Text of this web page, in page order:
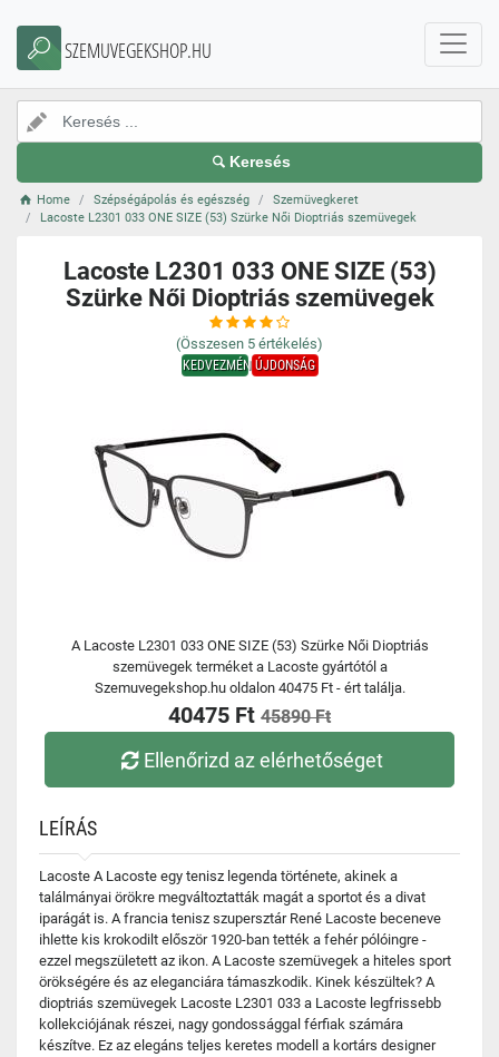
SZEMUVEGEKSHOP.HU
Keresés
Home Szépségápolás és egészség
Szemüvegkeret
Lacoste L2301 033 ONE SIZE (53) Szürke Női Dioptriás szemüvegek
Lacoste L2301 033 ONE SIZE (53)
Szürke Női Dioptriás szemüvegek
(Összesen 5 értékelés)
KEDVEZMÉNYÚJDONSÁG
A Lacoste L2301 033 ONE SIZE (53) Szürke Női Dioptriás
szemüvegek terméket a Lacoste gyártótól a
Szemuvegekshop.hu oldalon 40475 Ft - ért találja.
40475 Ft 45890 Ft
Ellenőrizd az elérhetőséget
LEÍRÁS
Lacoste A Lacoste egy tenisz legenda története, akinek a
találmányai örökre megváltoztatták magát a sportot és a divat
iparágát is. A francia tenisz szupersztár René Lacoste beceneve
ihlette kis krokodilt először 1920-ban tették a fehér pólóingre -
ezzel megszületett az ikon. A Lacoste szemüvegek a hiteles sport
örökségére és az eleganciára támaszkodik. Kinek készültek? A
dioptriás szemüvegek Lacoste L2301 033 a Lacoste legfrissebb
kollekciójának részei, nagy gondossággal férfiak számára
készítve. Ez az elegáns teljes keretes modell a kortárs designer